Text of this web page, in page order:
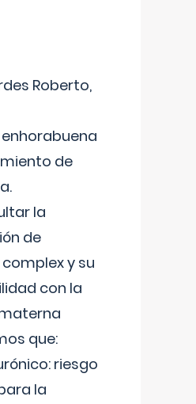
Roberto,
de
la
de
y su
con la
que:
riesgo
la